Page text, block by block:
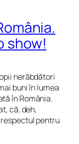
show!
nerăbdători
buni în lumea
în România.
că, deh,
pentru